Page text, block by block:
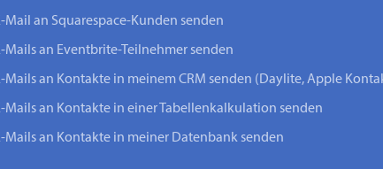
Mail an Squarespace-Kunden senden
Mails an Eventbrite-Teilnehmer senden
Mails an Kontakte in meinem CRM senden (Daylite, Apple
Mails an Kontakte in einer Tabellenkalkulation senden
Mails an Kontakte in meiner Datenbank senden